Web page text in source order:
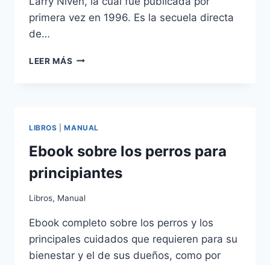
primera vez en 1996. Es la secuela directa
de…
LEER MÁS TRONO
LIBROS |MANUAL
Ebook sobre los perros para
principiantes
Libros, Manual
Ebook completo sobre los perros y los
principales cuidados que requieren para su
bienestar y el de sus dueños, como por